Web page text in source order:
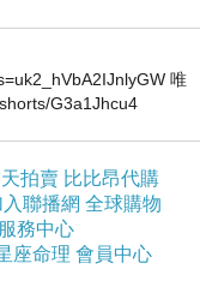
書
了各式各樣的
嗎?
嗎?
時，心裡沒有一
唯
G3a1Jhcu4
拍賣 比比昂代購
入聯播網 全球購物
服務中心
座命理 會員中心